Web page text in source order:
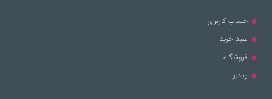
حساب کاربری
سبد خرید
فروشگاه
ویدیو